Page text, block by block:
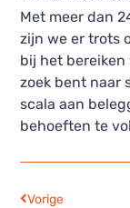
Met meer dan
zijn we er trots
bij het bereiken
zoek bent naar
scala aan
behoeften te
Vorige